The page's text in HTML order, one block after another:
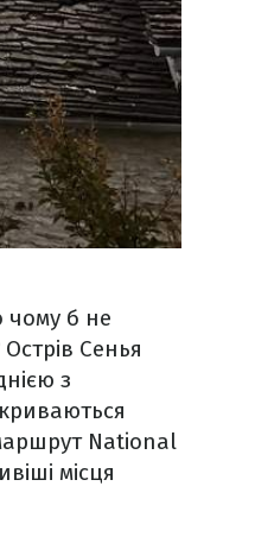
чому б не
Сенья
з
National
місця